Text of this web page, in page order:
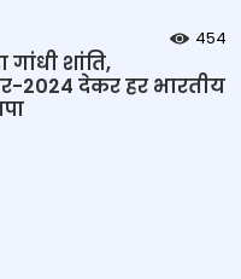
454
शांति,
2024 देकर हर भारतीय